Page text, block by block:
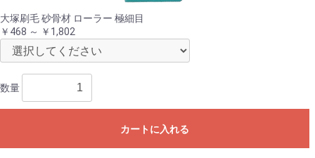
大塚刷毛 砂骨材 ローラー 極細目
￥468 ～ ￥1,802
数量
カートに入れる